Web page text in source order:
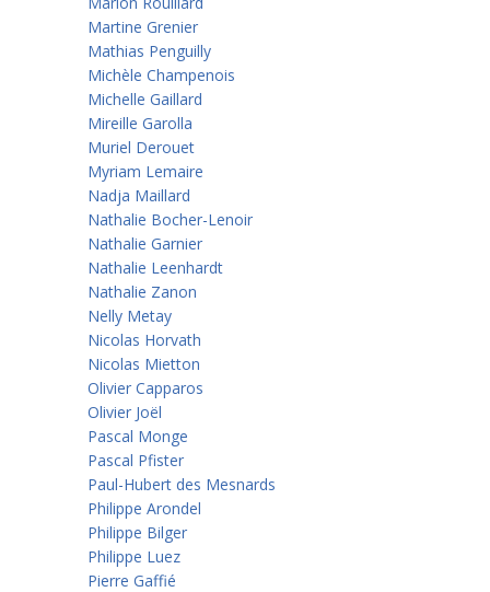
Martine Grenier
Mathias Penguilly
Michèle Champenois
Michelle Gaillard
Mireille Garolla
Muriel Derouet
Myriam Lemaire
Nadja Maillard
Nathalie Bocher-Lenoir
Nathalie Garnier
Nathalie Leenhardt
Nathalie Zanon
Nelly Metay
Nicolas Horvath
Nicolas Mietton
Olivier Capparos
Olivier Joël
Pascal Monge
Pascal Pfister
Paul-Hubert des Mesnards
Philippe Arondel
Philippe Bilger
Philippe Luez
Pierre Gaffié